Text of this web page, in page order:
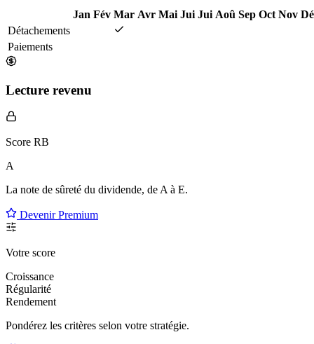
Jan Fév Mar Avr Mai Jui Jui Aoû Sep Oct Nov
Détachements
Paiements
Lecture revenu
Score RB
A
La note de sûreté du dividende, de A à E.
Devenir Premium
Votre score
Croissance
Régularité
Rendement
Pondérez les critères selon votre stratégie.